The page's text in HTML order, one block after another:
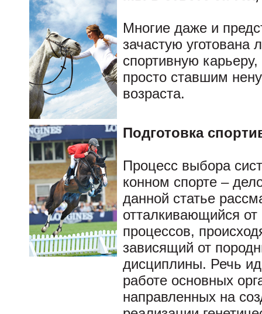
Многие даже и
зачастую
спортивную
просто ставшим
возраста.
Подготовка
Процесс выбора
конном спорте –
данной статье
отталкивающийся
процессов,
зависящий от
дисциплины. Речь
работе основных
направленных на